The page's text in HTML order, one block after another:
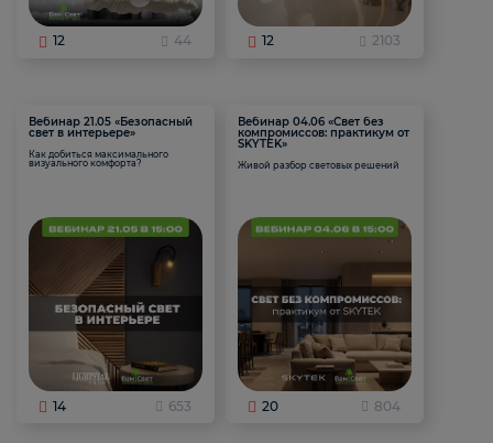
12 44 12 2103
Вебинар 21.05 «Безопасный
свет в интерьере»
Как добиться максимального
визуального комфорта?
14 653
Вебинар 04.06 «Свет без
компромиссов: практикум от
SKYTEK»
Живой разбор световых решений
20 804